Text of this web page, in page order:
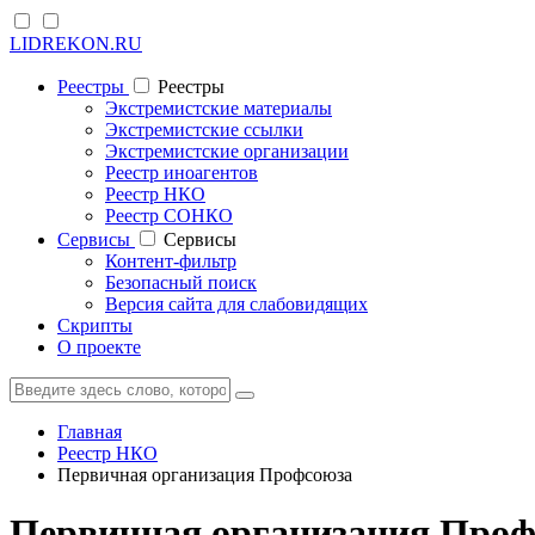
LIDREKON.RU
Реестры
Реестры
Экстремистские материалы
Экстремистские ссылки
Экстремистские организации
Реестр иноагентов
Реестр НКО
Реестр СОНКО
Cервисы
Cервисы
Контент-фильтр
Безопасный поиск
Версия сайта для слабовидящих
Скрипты
О проекте
Главная
Реестр НКО
Первичная организация Профсоюза